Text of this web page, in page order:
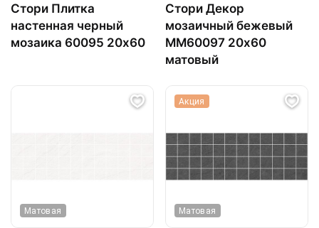
Стори Плитка
настенная черный
мозаика 60095 20х60
Стори Декор
мозаичный бежевый
ММ60097 20х60
матовый
Матовая
Акция
Матовая